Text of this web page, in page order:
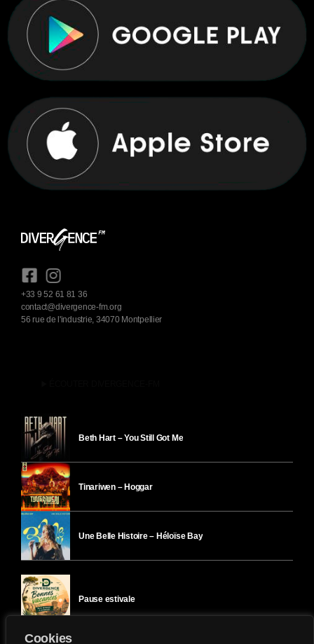
Cookies
+33 9 52 61 81 36
contact@divergence-fm.org
56 rue de l'industrie, 34070 Montpellier
Beth Hart – You Still Got Me
Tinariwen – Hoggar
Une Belle Histoire – Héloïse Bay
Pause estivale